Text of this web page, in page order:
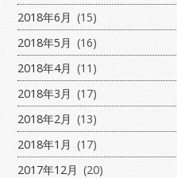
2018年6月 (15)
2018年5月 (16)
2018年4月 (11)
2018年3月 (17)
2018年2月 (13)
2018年1月 (17)
2017年12月 (20)